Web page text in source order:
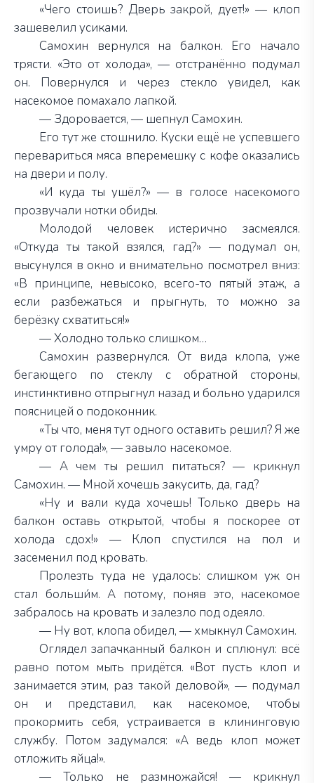
«Чего стоишь? Дверь закрой, дует!» — клоп
зашевелил усиками.
Самохин вернулся на балкон. Его начало
трясти. «Это от холода», — отстранённо подумал
он. Повернулся и через стекло увидел, как
насекомое помахало лапкой.
— Здоровается, — шепнул Самохин.
Его тут же стошнило. Куски ещё не успевшего
перевариться мяса вперемешку с кофе оказались
на двери и полу.
«И куда ты ушёл?» — в голосе насекомого
прозвучали нотки обиды.
Молодой человек истерично засмеялся.
«Откуда ты такой взялся, гад?» — подумал он,
высунулся в окно и внимательно посмотрел вниз:
«В принципе, невысоко, всего-то пятый этаж, а
если разбежаться и прыгнуть, то можно за
берёзку схватиться!»
— Холодно только слишком…
Самохин развернулся. От вида клопа, уже
бегающего по стеклу с обратной стороны,
инстинктивно отпрыгнул назад и больно ударился
поясницей о подоконник.
«Ты что, меня тут одного оставить решил? Я же
умру от голода!», — завыло насекомое.
— А чем ты решил питаться? — крикнул
Самохин. — Мной хочешь закусить, да, гад?
«Ну и вали куда хочешь! Только дверь на
балкон оставь открытой, чтобы я поскорее от
холода сдох!» — Клоп спустился на пол и
засеменил под кровать.
Пролезть туда не удалось: слишком уж он
стал больши́м. А потому, поняв это, насекомое
забралось на кровать и залезло под одеяло.
— Ну вот, клопа обидел, — хмыкнул Самохин.
Оглядел запачканный балкон и сплюнул: всё
равно потом мыть придётся. «Вот пусть клоп и
занимается этим, раз такой деловой», — подумал
он и представил, как насекомое, чтобы
прокормить себя, устраивается в клининговую
службу. Потом задумался: «А ведь клоп может
отложить яйца!».
— Только не размножайся! — крикнул